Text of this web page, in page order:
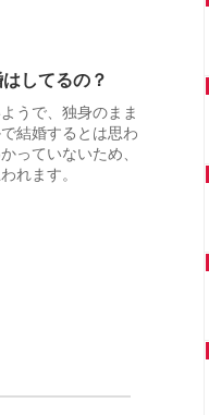
してるの？
うで、独身のまま
結婚するとは思わ
っていないため、
れます。